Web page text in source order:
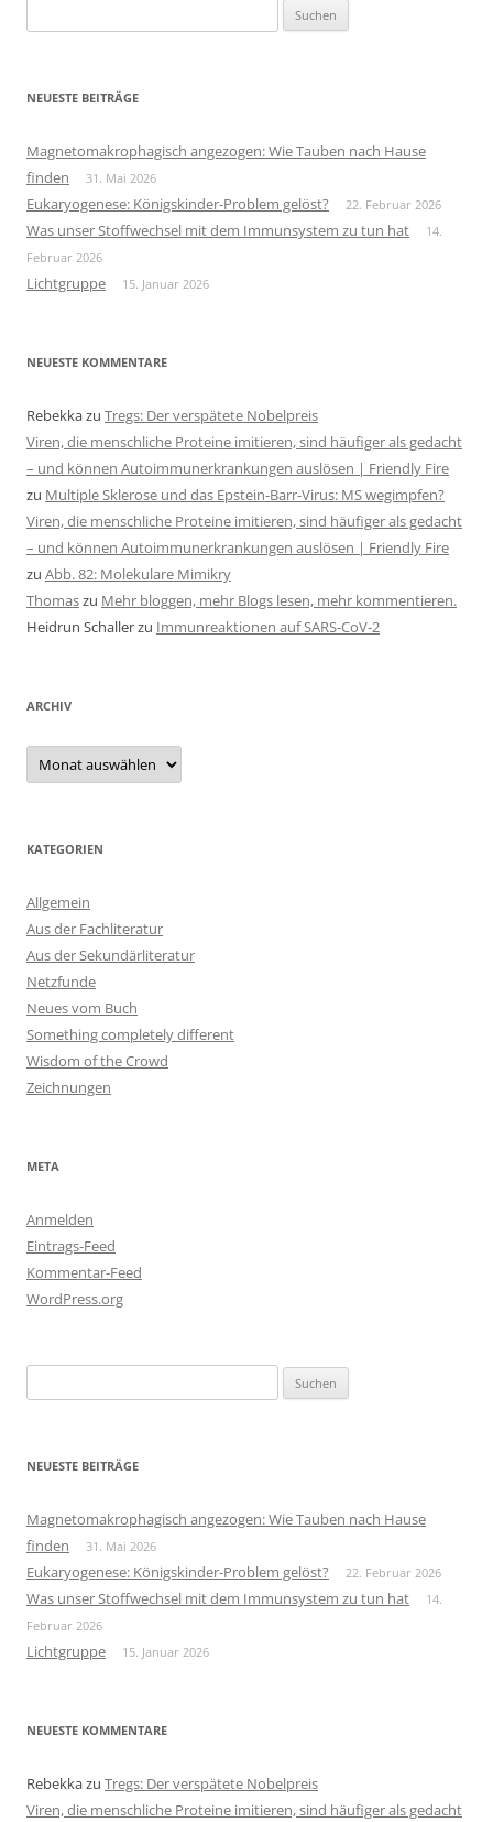
nach:
NEUESTE BEITRÄGE
Magnetomakrophagisch angezogen: Wie Tauben nach Hause
finden
31. Mai 2026
Eukaryogenese: Königskinder-Problem gelöst? 22. Februar 2026
Was unser Stoffwechsel mit dem Immunsystem zu tun hat
14.
Februar 2026
Lichtgruppe 15. Januar 2026
NEUESTE KOMMENTARE
Rebekkazu Tregs: Der verspätete Nobelpreis
Viren, die menschliche Proteine imitieren, sind häufiger als gedacht
– und können Autoimmunerkrankungen auslösen | Friendly Fire
zu Multiple Sklerose und das Epstein-Barr-Virus: MS wegimpfen?
Viren, die menschliche Proteine imitieren, sind häufiger als gedacht
– und können Autoimmunerkrankungen auslösen | Friendly Fire
zu Abb. 82: Molekulare Mimikry
Thomaszu Mehr bloggen, mehr Blogs lesen, mehr kommentieren.
Heidrun Schallerzu Immunreaktionen auf SARS-CoV-2
ARCHIV
Archiv
KATEGORIEN
Allgemein
Aus der Fachliteratur
Aus der Sekundärliteratur
Netzfunde
Neues vom Buch
Something completely different
Wisdom of the Crowd
Zeichnungen
META
Anmelden
Eintrags-Feed
Kommentar-Feed
WordPress.org
nach:
NEUESTE BEITRÄGE
Magnetomakrophagisch angezogen: Wie Tauben nach Hause
finden
31. Mai 2026
Eukaryogenese: Königskinder-Problem gelöst? 22. Februar 2026
Was unser Stoffwechsel mit dem Immunsystem zu tun hat
14.
Februar 2026
Lichtgruppe 15. Januar 2026
NEUESTE KOMMENTARE
Rebekkazu Tregs: Der verspätete Nobelpreis
Viren, die menschliche Proteine imitieren, sind häufiger als gedacht